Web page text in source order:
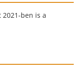
2021-ben is a